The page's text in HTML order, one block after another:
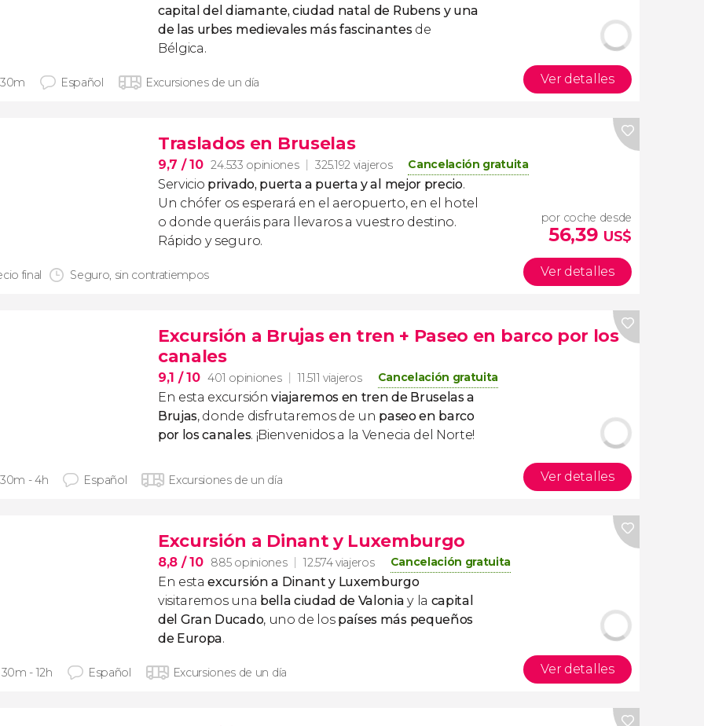
capital del diamante, ciudad natal de Rubens y una
de las urbes medievales más fascinantesde
Bélgica.
Español Excursiones de un día Ver detalles
Traslados en Bruselas
9,7 / 10 24.533 opiniones 325.192 viajeros Cancelación gratuita
Servicio privado, puerta a puerta y al mejor precio.
Un chófer os esperará en el aeropuerto, en el hotel
o donde queráis para llevaros a vuestro destino.
Rápido y seguro.
final Seguro, sin contratiempos
por coche desde
56,39 US$
Ver detalles
Excursión a Brujas en tren + Paseo en barco por los
canales
9,1 / 10 401 opiniones 11.511 viajeros Cancelación gratuita
En esta excursiónviajaremos en tren de Bruselas a
Brujas, donde disfrutaremos de un paseo en barco
por los canales. ¡Bienvenidos a la Venecia del Norte!
- 4h Español Excursiones de un día Ver detalles
Excursión a Dinant y Luxemburgo
8,8 / 10 885 opiniones 12.574 viajeros Cancelación gratuita
En estaexcursión a Dinant y Luxemburgo
visitaremos una bella ciudad de Valonia y la capital
del Gran Ducado, uno de los países más pequeños
de Europa.
30m - 12h Español Excursiones de un día Ver detalles